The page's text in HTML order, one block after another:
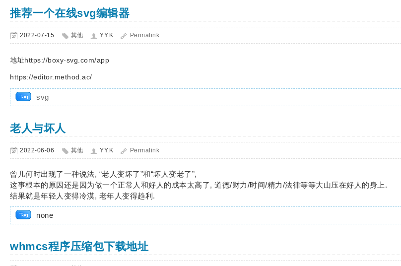
推荐一个在线svg编辑器
2022-07-15 其他 YY.K Permalink
地址https://boxy-svg.com/app
https://editor.method.ac/
svg
老人与坏人
2022-06-06 其他 YY.K Permalink
曾几何时出现了一种说法, “老人变坏了”和“坏人变老了”,
这事根本的原因还是因为做一个正常人和好人的成本太高了, 道德/财力/时间/精力/法律等等大山压在好人的身上.
结果就是年轻人变得冷漠, 老年人变得趋利.
none
whmcs程序压缩包下载地址